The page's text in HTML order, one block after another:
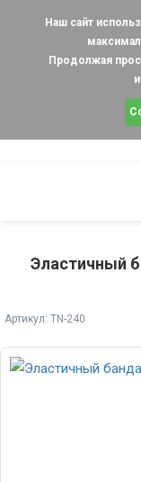
Наш сайт
Продолжая
Эластичный
Артикул: TN-240